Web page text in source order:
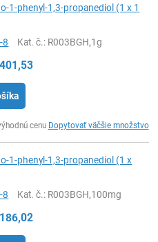
1-phenyl-1,3-propanediol (1 x 1
8 Kat. č.: R003BGH,1g
401,53
cenu Dopytovať väčšie množstvo
1-phenyl-1,3-propanediol (1 x
8 Kat. č.: R003BGH,100mg
186,02